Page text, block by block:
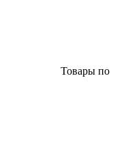
Товары по